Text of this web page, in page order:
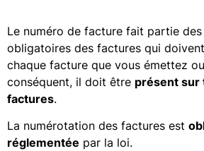
Le numéro de facture fait partie
obligatoires des factures qui
chaque facture que vous émettez
conséquent, il doit être présent sur
factures.
La numérotation des factures est
réglementée par la loi.